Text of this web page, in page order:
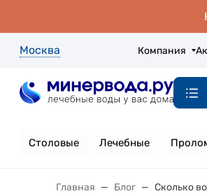
Москва Компания
Столовые Лечебные
Главная Блог Сколько